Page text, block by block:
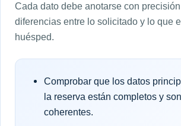
Cada dato debe anotarse con
diferencias entre lo solicitado y lo que
huésped.
Comprobar que los datos
la reserva están completos y son
coherentes.